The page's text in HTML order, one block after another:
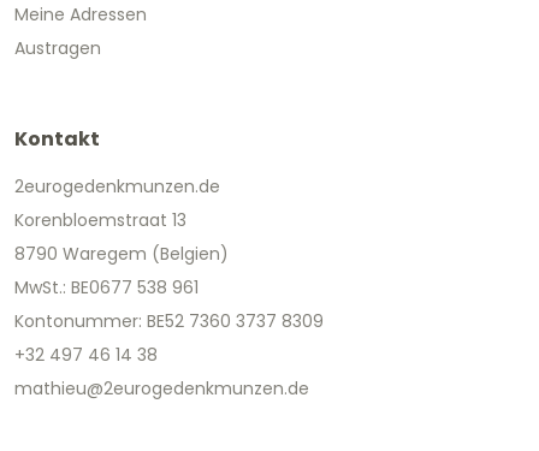
Meine Adressen
Austragen
Kontakt
2eurogedenkmunzen.de
Korenbloemstraat 13
8790 Waregem (Belgien)
MwSt.: BE0677 538 961
Kontonummer: BE52 7360 3737 8309
+32 497 46 14 38
mathieu@2eurogedenkmunzen.de